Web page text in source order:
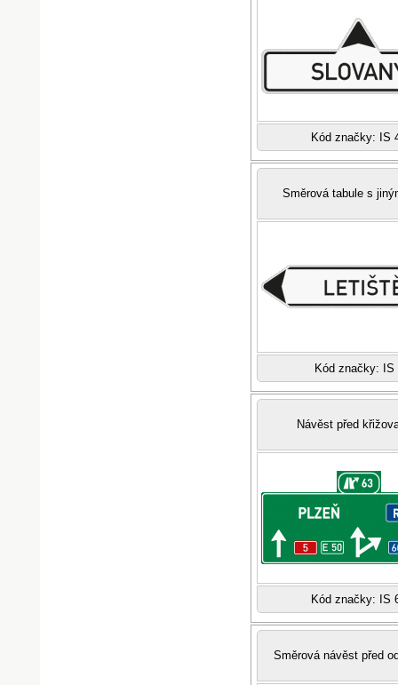
Kód značky: IS
Směrová tabule s
Kód značky: IS
Návěst před
Kód značky: IS
Směrová návěst před